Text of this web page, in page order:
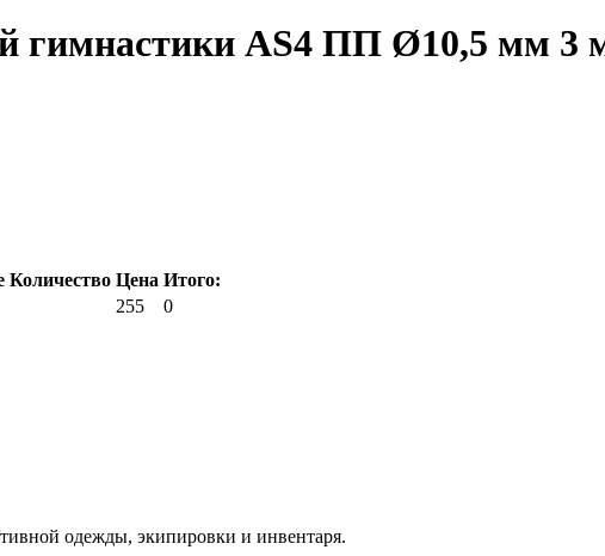
гимнастики AS4 ПП Ø10,5 мм 3
Количество Цена Итого:
255
0
одежды, экипировки и инвентаря.